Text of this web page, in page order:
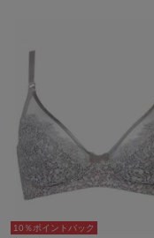
10％ポイントバック